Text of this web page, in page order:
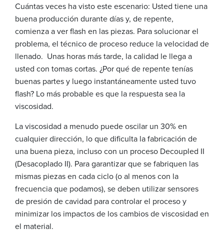
Cuántas veces ha visto este escenario: Usted tiene una
buena producción durante días y, de repente,
comienza a ver flash en las piezas. Para solucionar el
problema, el técnico de proceso reduce la velocidad de
llenado. Unas horas más tarde, la calidad le llega a
usted con tomas cortas. ¿Por qué de repente tenías
buenas partes y luego instantáneamente usted tuvo
flash? Lo más probable es que la respuesta sea la
viscosidad.
La viscosidad a menudo puede oscilar un 30% en
cualquier dirección, lo que dificulta la fabricación de
una buena pieza, incluso con un proceso Decoupled II
(Desacoplado II). Para garantizar que se fabriquen las
mismas piezas en cada ciclo (o al menos con la
frecuencia que podamos), se deben utilizar sensores
de presión de cavidad para controlar el proceso y
minimizar los impactos de los cambios de viscosidad en
el material.